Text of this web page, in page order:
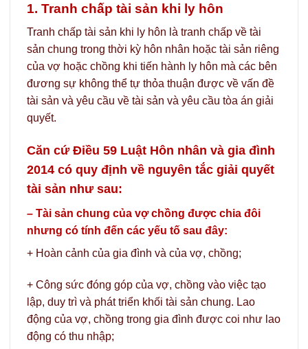
1. Tranh chấp tài sản khi ly hôn
Tranh chấp tài sản khi ly hôn là tranh chấp về tài
sản chung trong thời kỳ hôn nhân hoặc tài sản riêng
của vợ hoặc chồng khi tiến hành ly hôn mà các bên
đương sự không thể tự thỏa thuận được về vấn đề
tài sản và yêu cầu về tài sản và yêu cầu tòa án giải
quyết.
Căn cứ Điều 59 Luật Hôn nhân và gia đình
2014 có quy định về nguyên tắc giải quyết
tài sản như sau:
– Tài sản chung của vợ chồng được chia đôi
nhưng có tính đến các yếu tố sau đây:
+ Hoàn cảnh của gia đình và của vợ, chồng;
+ Công sức đóng góp của vợ, chồng vào việc tạo
lập, duy trì và phát triển khối tài sản chung. Lao
động của vợ, chồng trong gia đình được coi như lao
động có thu nhập;